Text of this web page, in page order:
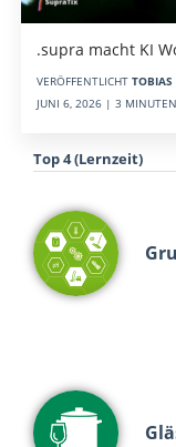
.supra macht KI
VERÖFFENTLICHT TOBIAS
JUNI 6, 2026 | 3 MINUTEN
Top 4 (Lernzeit)